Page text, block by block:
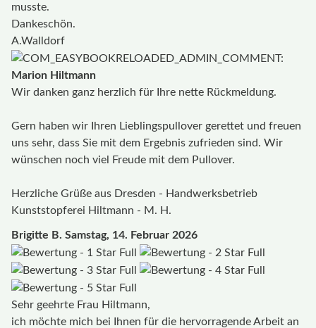
musste.
Dankeschön.
A.Walldorf
Marion Hiltmann
Wir danken ganz herzlich für Ihre nette Rückmeldung.
Gern haben wir Ihren Lieblingspullover gerettet und freuen
uns sehr, dass Sie mit dem Ergebnis zufrieden sind. Wir
wünschen noch viel Freude mit dem Pullover.
Herzliche Grüße aus Dresden - Handwerksbetrieb
Kunststopferei Hiltmann - M. H.
Brigitte B. Samstag, 14. Februar 2026
Sehr geehrte Frau Hiltmann,
ich möchte mich bei Ihnen für die hervorragende Arbeit an